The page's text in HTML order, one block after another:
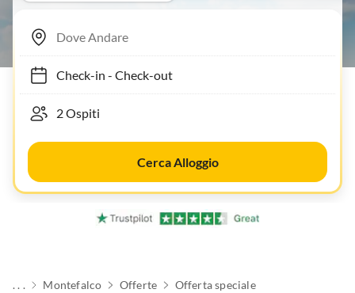
Check-in- Check-out
Cerca Alloggio
. . . Montefalco Offerte Offerta speciale